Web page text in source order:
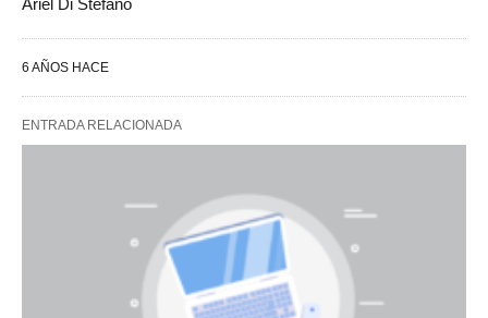
Ariel Di Stefano
6 AÑOS HACE
ENTRADA RELACIONADA